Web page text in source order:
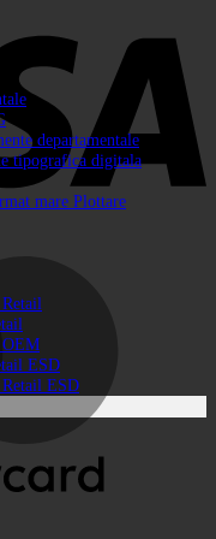
departamentale
tipografica digitala
mare Plottare
OEM
ESD
ESD